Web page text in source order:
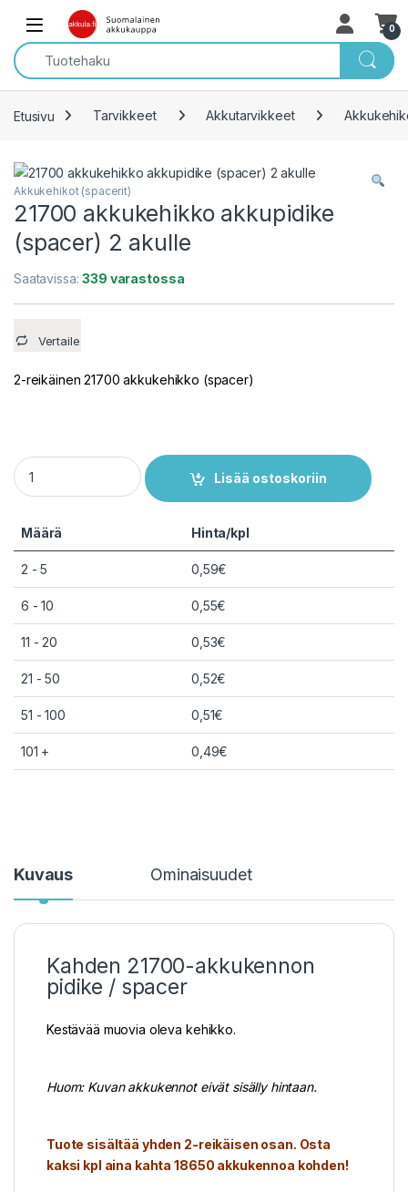
Skip to navigation
Skip to content
Open 0
Etusivu Tarvikkeet Akkutarvikkeet
Akkukehikot (spacerit)
21700 akkukehikko akkupidike
(spacer) 2 akulle
Saatavissa:339 varastossa
Vertaile
2-reikäinen 21700 akkukehikko (spacer)
21700 akkukehikko akkupidike (spacer) 2 akulle quantity
Lisää ostoskoriin
Määrä Hinta/kpl
2 - 5 0,59€
6 - 10 0,55€
11 - 20 0,53€
21 - 50 0,52€
51 - 100 0,51€
101 + 0,49€
Kuvaus Ominaisuudet
Kahden 21700-akkukennon
pidike / spacer
Kestävää muovia oleva kehikko.
Huom: Kuvan akkukennot eivät sisälly hintaan.
Tuote sisältää yhden 2-reikäisen osan. Osta
kaksi kpl aina kahta 18650 akkukennoa kohden!